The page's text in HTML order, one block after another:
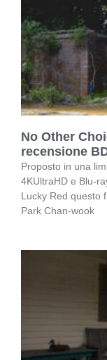
No Other
recensione
Proposto in una
4KUltraHD e Blu-
Lucky Red questo
Park Chan-wook